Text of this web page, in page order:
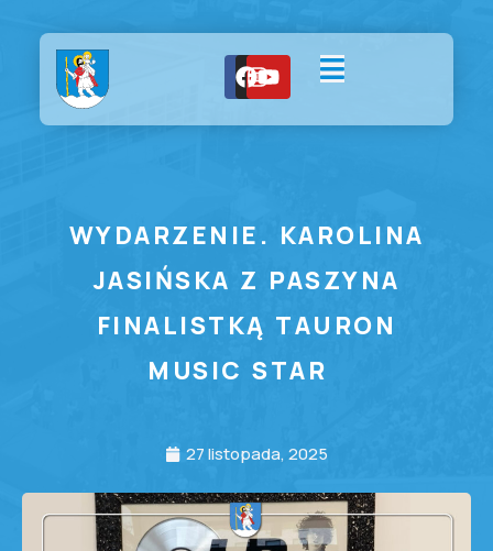
WYDARZENIE. KAROLINA
JASIŃSKA Z PASZYNA
FINALISTKĄ TAURON
MUSIC STAR
27 listopada, 2025